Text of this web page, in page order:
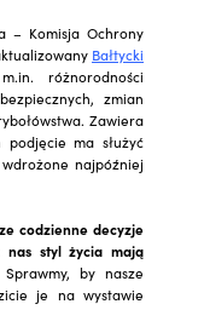
– Komisja Ochrony
Bałtycki
różnorodności
zmian
Zawiera
podjęcie ma służyć
najpóźniej
codzienne decyzje
styl życia mają
by nasze
je na wystawie